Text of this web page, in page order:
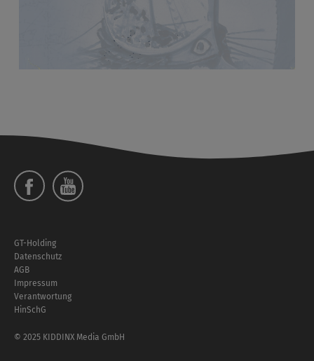
Social
Menü
Footer
Menü
GT-Holding
Datenschutz
AGB
Impressum
Verantwortung
HinSchG
© 2025 KIDDINX Media GmbH